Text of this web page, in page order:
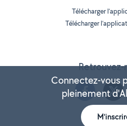
Retrouvez-
Télécharger
Télécharger
Connectez-vous
pleinement